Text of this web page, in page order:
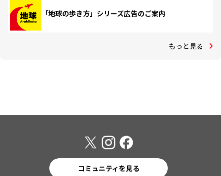
「地球の歩き方」シリーズ広告のご案内
もっと見る
コミュニティを見る